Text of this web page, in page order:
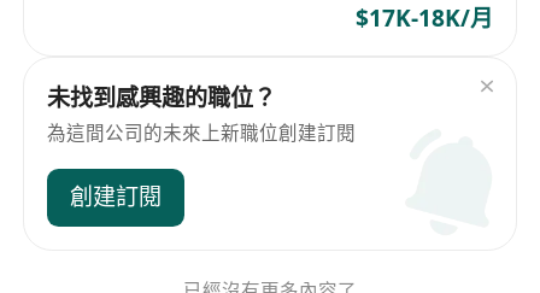
$17K-18K/月
未找到感興趣的職位？
為這間公司的未來上新職位創建訂閱
創建訂閱